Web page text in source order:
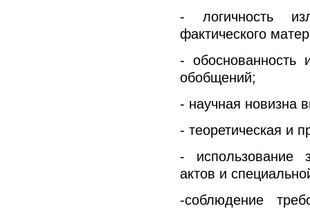
- логичность
фактического
- обоснованность
обобщений;
- научная новизна
- теоретическая и
- использование
актов и
-соблюдение